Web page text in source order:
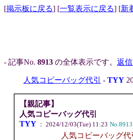
[掲示板に戻る] [一覧表示に戻る] [新
- 記事No. 8913 の全体表示です。 返
人気コピーバッグ代引 - TYY
【親記事】
人気コピーバッグ代引
TYY ： 2024/12/03(Tue) 11:23 No.8913
人気コピーバッグ代